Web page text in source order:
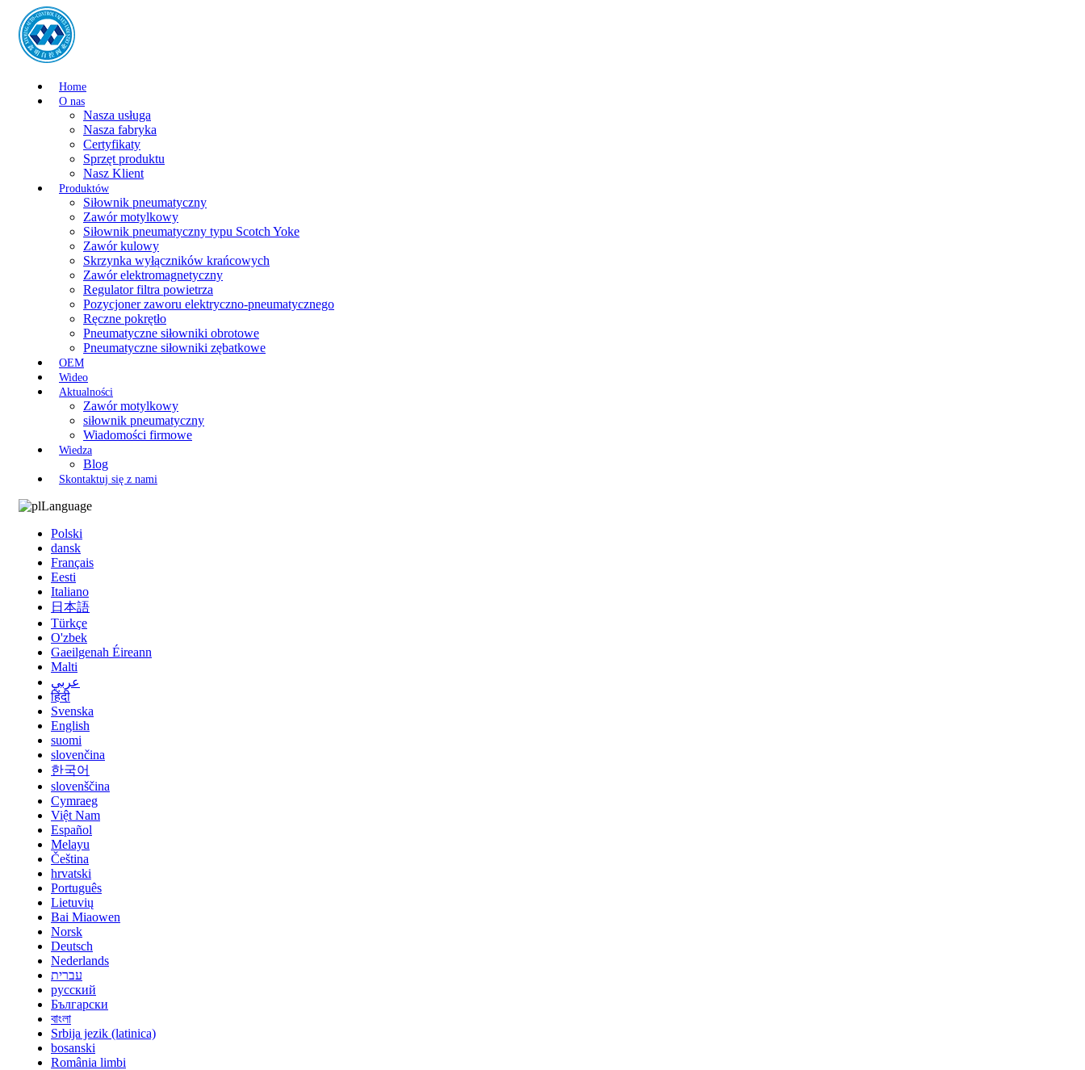
Home
O nas
Nasza usługa
Nasza fabryka
Certyfikaty
Sprzęt produktu
Nasz Klient
Produktów
Siłownik pneumatyczny
Zawór motylkowy
Siłownik pneumatyczny typu Scotch Yoke
Zawór kulowy
Skrzynka wyłączników krańcowych
Zawór elektromagnetyczny
Regulator filtra powietrza
Pozycjoner zaworu elektryczno-pneumatycznego
Ręczne pokrętło
Pneumatyczne siłowniki obrotowe
Pneumatyczne siłowniki zębatkowe
OEM
Wideo
Aktualności
Zawór motylkowy
siłownik pneumatyczny
Wiadomości firmowe
Wiedza
Blog
Skontaktuj się z nami
Language
Polski
dansk
Français
Eesti
Italiano
日本語
Türkçe
O'zbek
Gaeilgenah Éireann
Malti
عربي
हिंदी
Svenska
English
suomi
slovenčina
한국어
slovenščina
Cymraeg
Việt Nam
Español
Melayu
Čeština
hrvatski
Português
Lietuvių
Bai Miaowen
Norsk
Deutsch
Nederlands
עברית
русский
Български
বাংলা
Srbija jezik (latinica)
bosanski
România limbi